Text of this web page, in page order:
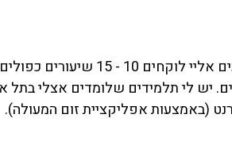
רוב הספורטאים שמגיעים
יש לי תלמידים שלומדים אצלי
(באמצעות אפליקציית זום המעולה).